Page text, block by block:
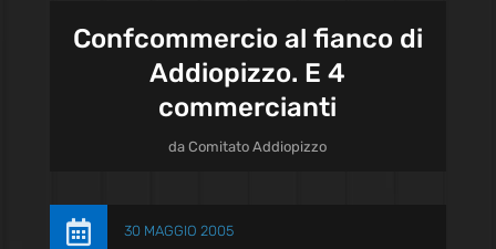
Confcommercio al fianco di
Addiopizzo. E 4
commercianti
daComitato Addiopizzo
 30 MAGGIO 2005